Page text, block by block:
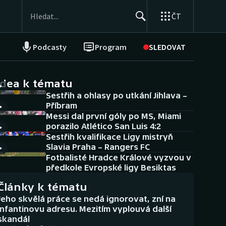
ČT
Podcasty Program SLEDOVAT
NEPŘEHLÉDNĚTE
Historické návraty
Aplikace ČT sport
AZ kvíz
k tématu
Sestřih a ohlasy po utkání Jihlava –
Příbram
Messi dal první góly po MS, Miami
porazilo Atlético San Luis 4:2
Sestřih kvalifikace Ligy mistryň
Slavia Praha – Rangers FC
Fotbalisté Hradce Králové vyzvou v
předkole Evropské ligy Besiktas
k tématu
skvělá práce se nedá ignorovat, zní na
adresu. Mezitím vyplouvá další